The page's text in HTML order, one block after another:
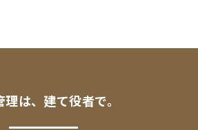
は、建て役者で。